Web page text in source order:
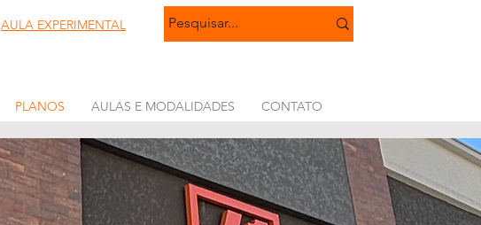
AULA EXPERIMENTAL
PLANOS AULAS E MODALIDADES CONTATO